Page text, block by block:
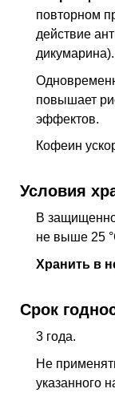
повторном
действие
дикумарина).
повышает
эффектов.
Кофеин
Условия
В
не выше 25
Хранить в
Срок
3 года.
Не
указанного